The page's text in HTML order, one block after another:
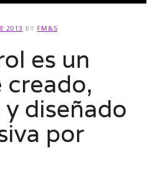
2013 BY FM&S
es un
diseñado
por